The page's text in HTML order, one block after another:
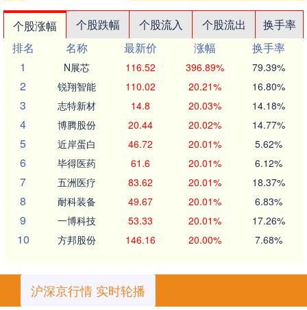
个股涨幅 个股跌幅 个股流入 个股流出
换手率
排名
名称 最新价 涨幅
换手率
1
N展芯 116.52 396.89% 79.39%
2 锐翔智能 110.02 20.21% 16.80%
3 志特新材 14.8 20.03% 14.18%
4 博腾股份 20.44 20.02% 14.77%
5 近岸蛋白 46.72 20.01% 5.62%
6 毕得医药 61.6 20.01% 6.12%
7 五洲医疗 83.62 20.01% 18.37%
8 耐科装备 49.67 20.01% 6.83%
9 一博科技 53.33 20.01% 17.26%
10 方邦股份 146.16 20.00% 7.68%
沪深京行情 实时轮播